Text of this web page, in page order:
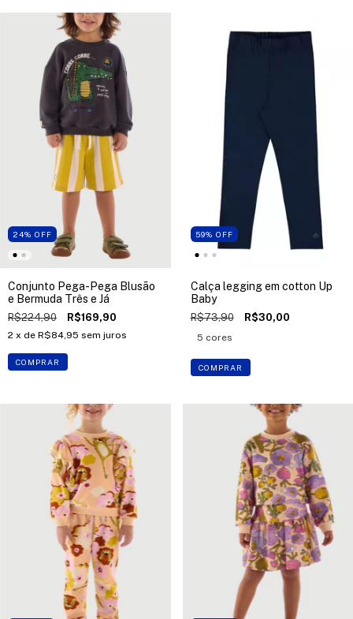
24% OFF
Conjunto Pega-Pega Blusão
e Bermuda Três e Já
R$224,90 R$169,90
2 x de R$84,95 sem juros
COMPRAR
59% OFF
Calça legging em cotton Up
Baby
R$73,90 R$30,00
5 cores
COMPRAR